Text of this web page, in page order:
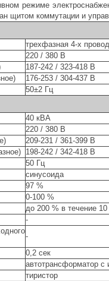
режиме
щитом коммутации и
трехфазная 4-х
220 / 380 В
187-242 / 323-418 В
176-253 / 304-437 В
50±2 Гц
40 кВА
220 / 380 В
209-231 / 361-399 В
198-242 / 342-418 В
50 Гц
синусоида
97 %
0-100 %
до 200 % в течение
-
-
0,2 сек
автотрансформатор с
тиристор